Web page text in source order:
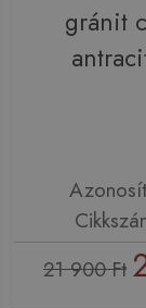
gránit
21 900 Ft